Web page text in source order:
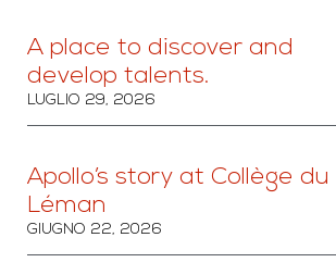
A place to discover and
develop talents.
LUGLIO 29, 2026
Apollo’s story at Collège du
Léman
GIUGNO 22, 2026